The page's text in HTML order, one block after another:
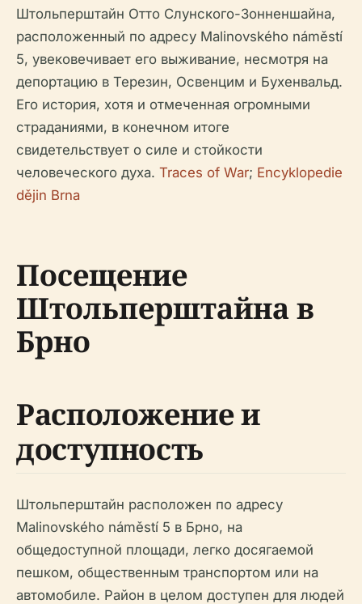
Штольперштайн Отто Слунского-Зонненшайна,
расположенный по адресу Malinovského náměstí
5, увековечивает его выживание, несмотря на
депортацию в Терезин, Освенцим и Бухенвальд.
Его история, хотя и отмеченная огромными
страданиями, в конечном итоге
свидетельствует о силе и стойкости
человеческого духа. Traces of War; Encyklopedie
dějin Brna
Посещение
Штольперштайна в
Брно
Расположение и
доступность
Штольперштайн расположен по адресу
Malinovského náměstí 5 в Брно, на
общедоступной площади, легко досягаемой
пешком, общественным транспортом или на
автомобиле. Район в целом доступен для людей